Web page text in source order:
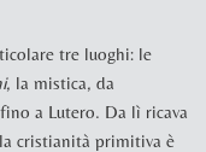
tre luoghi: le
, la mistica, da
a Lutero. Da lì ricava
cristianità primitiva è